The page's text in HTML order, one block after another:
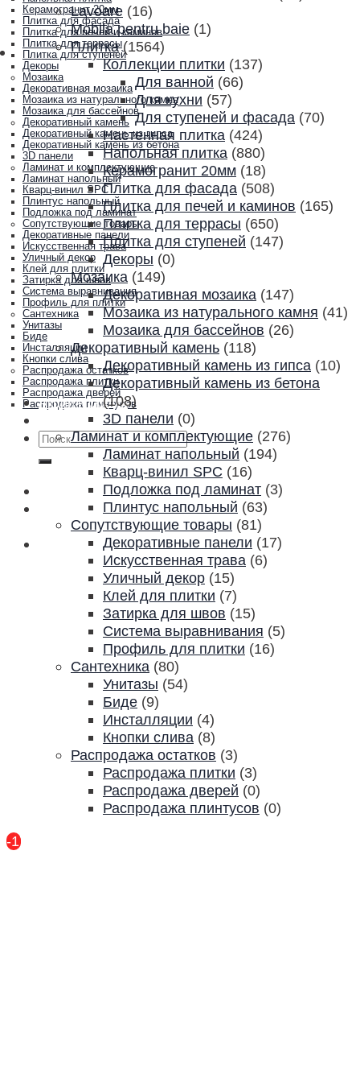
Керамогранит 20мм
Плитка для фасада
Плитка для печей и каминов
Плитка для террасы
Плитка для ступеней
Декоры
Мозаика
Декоративная мозаика
Мозаика из натурального камня
Мозаика для бассейнов
Декоративный камень
Декоративный камень из гипса
Декоративный камень из бетона
3D панели
Ламинат и комплектующие
Ламинат напольный
Кварц-винил SPC
Плинтус напольный
Подложка под ламинат
Сопутствующие товары
Декоративные панели
Искусственная трава
Уличный декор
Клей для плитки
Затирка для швов
Система выравнивания
Профиль для плитки
Сантехника
Унитазы
Биде
Инсталляции
Кнопки слива
Распродажа остатков
Распродажа плитки
Распродажа дверей
Распродажа плинтусов
Акции и скидки
Контакты
Искать:
Lavoare (16)
Mobila pentru baie (1)
Плитка (1564)
Коллекции плитки (137)
Для ванной (66)
Для кухни (57)
Для ступеней и фасада (70)
Настенная плитка (424)
Напольная плитка (880)
Керамогранит 20мм (18)
Плитка для фасада (508)
Плитка для печей и каминов (165)
Плитка для террасы (650)
Плитка для ступеней (147)
Декоры (0)
Мозаика (149)
Декоративная мозаика (147)
Мозаика из натурального камня (41)
Мозаика для бассейнов (26)
Декоративный камень (118)
Декоративный камень из гипса (10)
Декоративный камень из бетона
(108)
3D панели (0)
Ламинат и комплектующие (276)
Ламинат напольный (194)
Кварц-винил SPC (16)
Подложка под ламинат (3)
Плинтус напольный (63)
Сопутствующие товары (81)
Декоративные панели (17)
Искусственная трава (6)
Уличный декор (15)
Клей для плитки (7)
Затирка для швов (15)
Система выравнивания (5)
Профиль для плитки (16)
Сантехника (80)
Унитазы (54)
Биде (9)
Инсталляции (4)
Кнопки слива (8)
Распродажа остатков (3)
Распродажа плитки (3)
Распродажа дверей (0)
Распродажа плинтусов (0)
-17%